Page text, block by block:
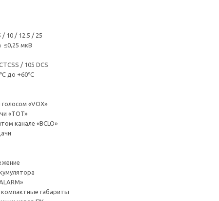
10 / 12.5 / 25
≤0,25 мкВ
/ 105 DCS
℃ до +60℃
«VOX»
«TOT»
канале «BCLO»
компактные габариты